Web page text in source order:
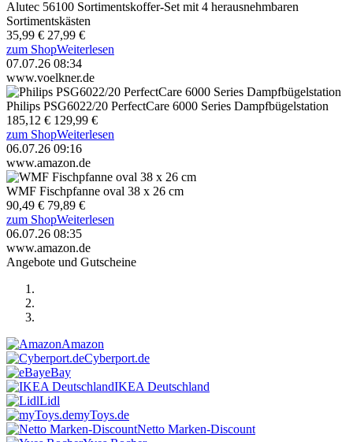
Alutec 56100 Sortimentskoffer-Set mit 4 herausnehmbaren
Sortimentskästen
35,99 € 27,99 €
zum ShopWeiterlesen
07.07.26 08:34
www.voelkner.de
Philips PSG6022/20 PerfectCare 6000 Series Dampfbügelstation
185,12 € 129,99 €
zum ShopWeiterlesen
06.07.26 09:16
www.amazon.de
WMF Fischpfanne oval 38 x 26 cm
90,49 € 79,89 €
zum ShopWeiterlesen
06.07.26 08:35
www.amazon.de
Angebote und Gutscheine
Amazon
Cyberport.de
eBay
IKEA Deutschland
Lidl
myToys.de
Netto Marken-Discount